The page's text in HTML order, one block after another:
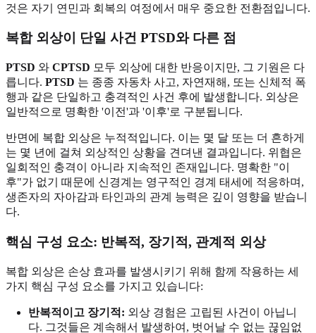
것은 자기 연민과 회복의 여정에서 매우 중요한 전환점입니다.
복합 외상이 단일 사건 PTSD와 다른 점
PTSD 와 CPTSD 모두 외상에 대한 반응이지만, 그 기원은 다
릅니다. PTSD 는 종종 자동차 사고, 자연재해, 또는 신체적 폭
행과 같은 단일하고 충격적인 사건 후에 발생합니다. 외상은
일반적으로 명확한 '이전'과 '이후'로 구분됩니다.
반면에 복합 외상은 누적적입니다. 이는 몇 달 또는 더 흔하게
는 몇 년에 걸쳐 외상적인 상황을 견뎌낸 결과입니다. 위협은
일회적인 충격이 아니라 지속적인 존재입니다. 명확한 "이
후"가 없기 때문에 신경계는 영구적인 경계 태세에 적응하며,
생존자의 자아감과 타인과의 관계 능력은 깊이 영향을 받습니
다.
핵심 구성 요소: 반복적, 장기적, 관계적 외상
복합 외상은 손상 효과를 발생시키기 위해 함께 작용하는 세
가지 핵심 구성 요소를 가지고 있습니다:
반복적이고 장기적: 외상 경험은 고립된 사건이 아닙니
다. 그것들은 계속해서 발생하여, 벗어날 수 없는 끊임없